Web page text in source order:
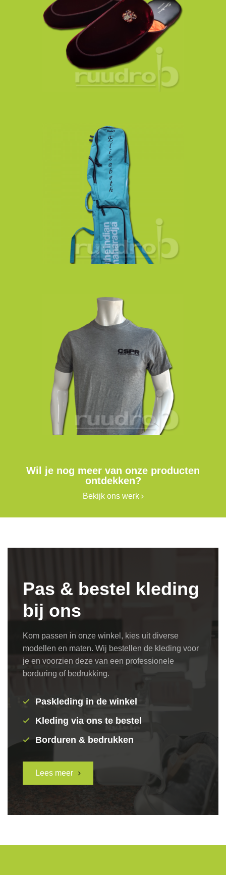
Wil je nog meer van onze producten
ontdekken?
Bekijk ons werk
Pas & bestel kleding
bij ons
Kom passen in onze winkel, kies uit diverse
modellen en maten. Wij bestellen de kleding voor
je en voorzien deze van een professionele
borduring of bedrukking.
Paskleding in de winkel
Kleding via ons te bestel
Borduren & bedrukken
Lees meer